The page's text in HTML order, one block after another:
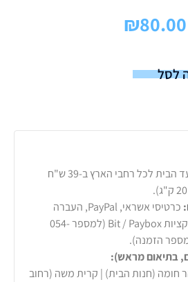
₪80.00
לסל
שליח עד הבית לכל רחבי הארץ ב-39 ש"ח
כרטיסי אשראי, PayPal, העברה
בנקאית או באפליקציות Bit / Paybox (למספר 054-
בתיאום מראש):
חומה (חנות הבית) | קרית משה (רחוב